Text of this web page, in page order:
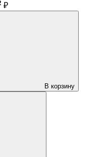
₽
В корзину